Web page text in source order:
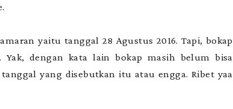
yaitu tanggal 28 Agustus 2016. Tapi, bokap
dengan kata lain bokap masih belum bisa
yang disebutkan itu atau engga. Ribet yaa